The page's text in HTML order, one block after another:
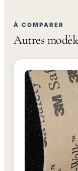
À COMPARER
Autres